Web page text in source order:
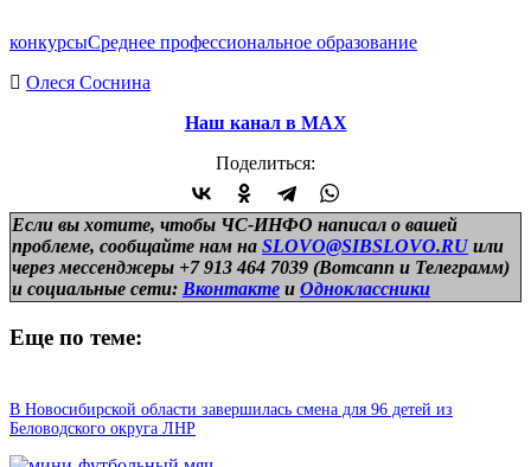
конкурсыСреднее профессиональное образование
Олеся Соснина
Наш канал в МАХ
Поделиться:
Если вы хотите, чтобы ЧС-ИНФО написал о вашей
проблеме, сообщайте нам на SLOVO@SIBSLOVO.RU или
через мессенджеры +7 913 464 7039 (Вотсапп и Телеграмм)
и социальные сети: Вконтакте и Одноклассники
Еще по теме:
В Новосибирской области завершилась смена для 96 детей из
Беловодского округа ЛНР